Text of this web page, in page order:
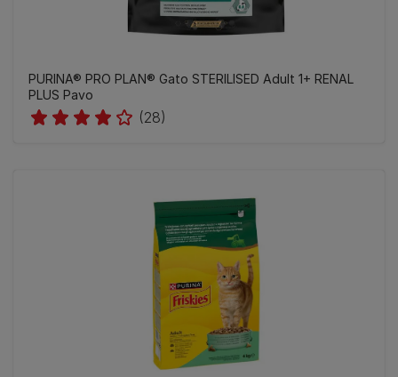
PURINA® PRO PLAN® Gato STERILISED Adult 1+ RENAL
PLUS Pavo
(28)